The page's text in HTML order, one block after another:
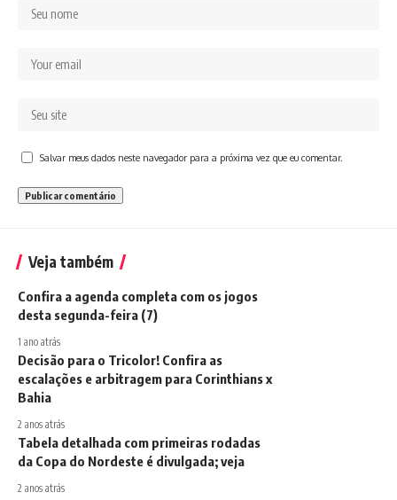
Salvar meus dados neste navegador para a próxima vez que eu comentar.
Veja também
Confira a agenda completa com os jogos
desta segunda-feira (7)
1 ano atrás
Decisão para o Tricolor! Confira as
escalações e arbitragem para Corinthians x
Bahia
2 anos atrás
Tabela detalhada com primeiras rodadas
da Copa do Nordeste é divulgada; veja
2 anos atrás